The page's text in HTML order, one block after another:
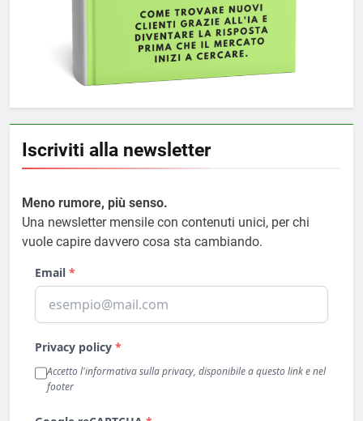
Iscriviti alla newsletter
Meno rumore, più senso.
Una newsletter mensile con contenuti unici, per chi
vuole capire davvero cosa sta cambiando.